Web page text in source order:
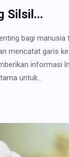
Silsil...
bagi manusia
mencatat garis
informasi
untuk...